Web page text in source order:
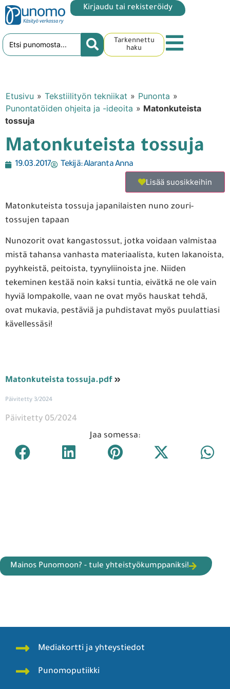
Kirjaudu tai rekisteröidy
Tarkennettu
haku
Etusivu » Tekstiilityön tekniikat » Punonta »
Punontatöiden ohjeita ja -ideoita » Matonkuteista
tossuja
Matonkuteista tossuja
19.03.2017 Tekijä:Alaranta Anna
Lisää suosikkeihin
Matonkuteista tossuja japanilaisten nuno zouri-
tossujen tapaan
Nunozorit ovat kangastossut, jotka voidaan valmistaa
mistä tahansa vanhasta materiaalista, kuten lakanoista,
pyyhkeistä, peitoista, tyynyliinoista jne. Niiden
tekeminen kestää noin kaksi tuntia, eivätkä ne ole vain
hyviä lompakolle, vaan ne ovat myös hauskat tehdä,
ovat mukavia, pestäviä ja puhdistavat myös puulattiasi
kävellessäsi!
Matonkuteista tossuja.pdf »
Päivitetty 3/2024
Päivitetty 05/2024
Jaa somessa:
Mainos Punomoon? - tule yhteistyökumppaniksi!
Mediakortti ja yhteystiedot
Punomoputiikki